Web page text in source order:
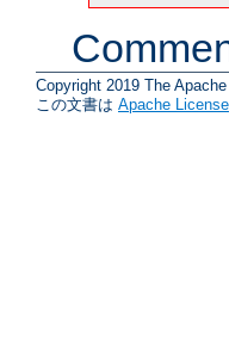
Copyright 2019 The
この文書は Apache